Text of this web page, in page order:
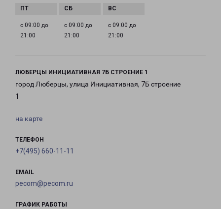
с 09:00 до
21:00
с 09:00 до
21:00
с 09:00 до
21:00
ЛЮБЕРЦЫ ИНИЦИАТИВНАЯ 7Б СТРОЕНИЕ 1
город Люберцы, улица Инициативная, 7Б строение
1
на карте
ТЕЛЕФОН
+7(495) 660-11-11
EMAIL
pecom@pecom.ru
ГРАФИК РАБОТЫ